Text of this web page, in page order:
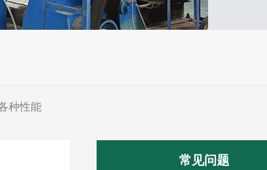
种性能
常见问题